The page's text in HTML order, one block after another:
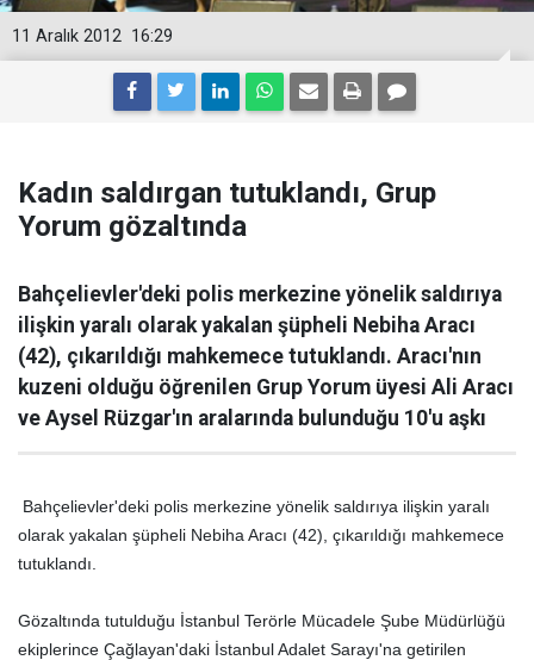
16:29
11 Aralık 2012
Kadın saldırgan tutuklandı, Grup
Yorum gözaltında
Bahçelievler'deki polis merkezine yönelik saldırıya
ilişkin yaralı olarak yakalan şüpheli Nebiha Aracı
(42), çıkarıldığı mahkemece tutuklandı. Aracı'nın
kuzeni olduğu öğrenilen Grup Yorum üyesi Ali Aracı
ve Aysel Rüzgar'ın aralarında bulunduğu 10'u aşkı
Bahçelievler'deki polis merkezine yönelik saldırıya ilişkin yaralı
olarak yakalan şüpheli Nebiha Aracı (42), çıkarıldığı mahkemece
tutuklandı.
Gözaltında tutulduğu İstanbul Terörle Mücadele Şube Müdürlüğü
ekiplerince Çağlayan'daki İstanbul Adalet Sarayı'na getirilen